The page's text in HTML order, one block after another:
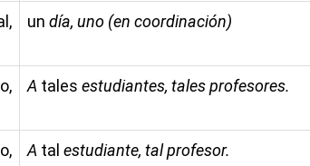
un día, uno (en coordinación)
A tales estudiantes, tales profesores.
A tal estudiante, tal profesor.